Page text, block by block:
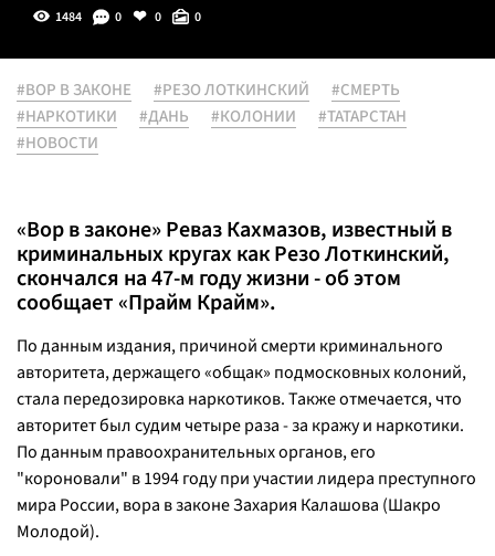
1484 0 0 0
#ВОР В ЗАКОНЕ #РЕЗО ЛОТКИНСКИЙ
#СМЕРТЬ
#НАРКОТИКИ
#ДАНЬ #КОЛОНИИ
#ТАТАРСТАН
#НОВОСТИ
«Вор в законе» Реваз Кахмазов, известный в
криминальных кругах как Резо Лоткинский,
скончался на 47-м году жизни - об этом
сообщает «Прайм Крайм».
По данным издания, причиной смерти криминального
авторитета, держащего «общак» подмосковных колоний,
стала передозировка наркотиков. Также отмечается, что
авторитет был судим четыре раза - за кражу и наркотики.
По данным правоохранительных органов, его
"короновали" в 1994 году при участии лидера преступного
мира России, вора в законе Захария Калашова (Шакро
Молодой).